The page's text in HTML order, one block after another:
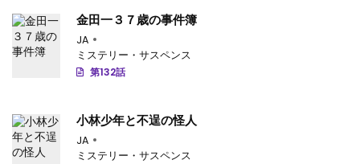
金田一３７歳の事件簿
JA
ミステリー・サスペンス
第132話
小林少年と不逞の怪人
JA
ミステリー・サスペンス